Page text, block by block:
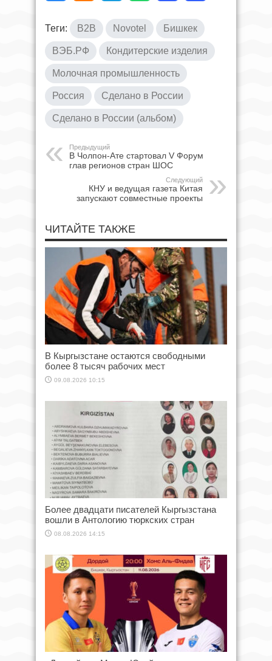
Теги: B2B Novotel Бишкек
ВЭБ.РФ Кондитерские изделия
Молочная промышленность
Россия Сделано в России
Сделано в России (альбом)
Предыдущий
В Чолпон-Ате стартовал V Форум
глав регионов стран ШОС
Следующий
КНУ и ведущая газета Китая
запускают совместные проекты
ЧИТАЙТЕ ТАКЖЕ
В Кыргызстане остаются свободными
более 8 тысяч рабочих мест
09.08.2026 10:15
Более двадцати писателей Кыргызстана
вошли в Антологию тюркских стран
08.08.2026 14:15